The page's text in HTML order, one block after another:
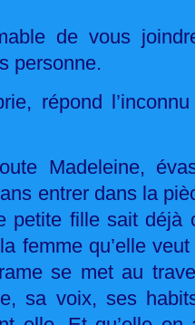
de vous
personne.
répond
Madeleine,
entrer dans la
petite fille sait déjà
femme qu’elle
se met au
sa voix, ses